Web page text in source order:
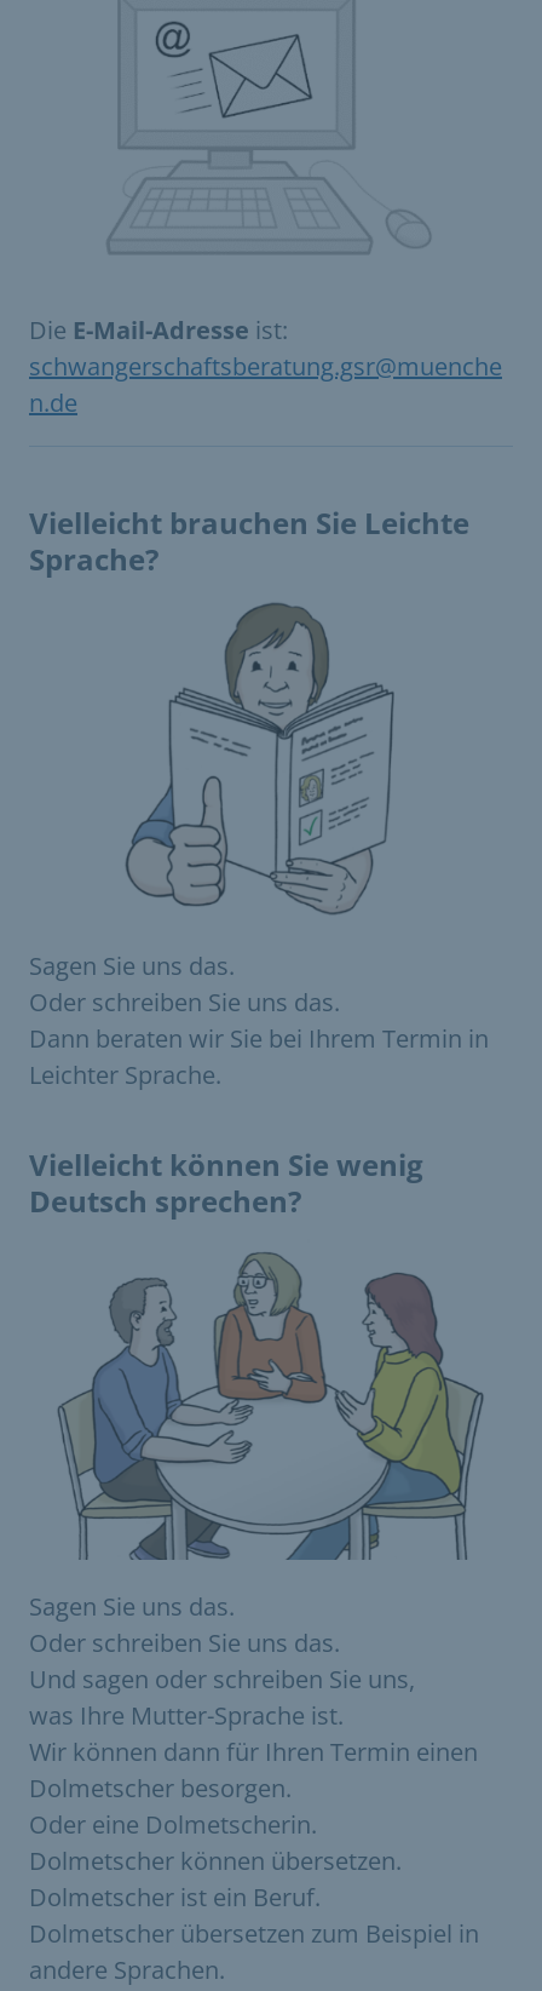
Die E-Mail-Adresse ist:
schwangerschaftsberatung.gsr@muenche
n.de
Vielleicht brauchen Sie Leichte
Sprache?
Sagen Sie uns das.
Oder schreiben Sie uns das.
Dann beraten wir Sie bei Ihrem Termin in
Leichter Sprache.
Vielleicht können Sie wenig
Deutsch sprechen?
Sagen Sie uns das.
Oder schreiben Sie uns das.
Und sagen oder schreiben Sie uns,
was Ihre Mutter-Sprache ist.
Wir können dann für Ihren Termin einen
Dolmetscher besorgen.
Oder eine Dolmetscherin.
Dolmetscher können übersetzen.
Dolmetscher ist ein Beruf.
Dolmetscher übersetzen zum Beispiel in
andere Sprachen.